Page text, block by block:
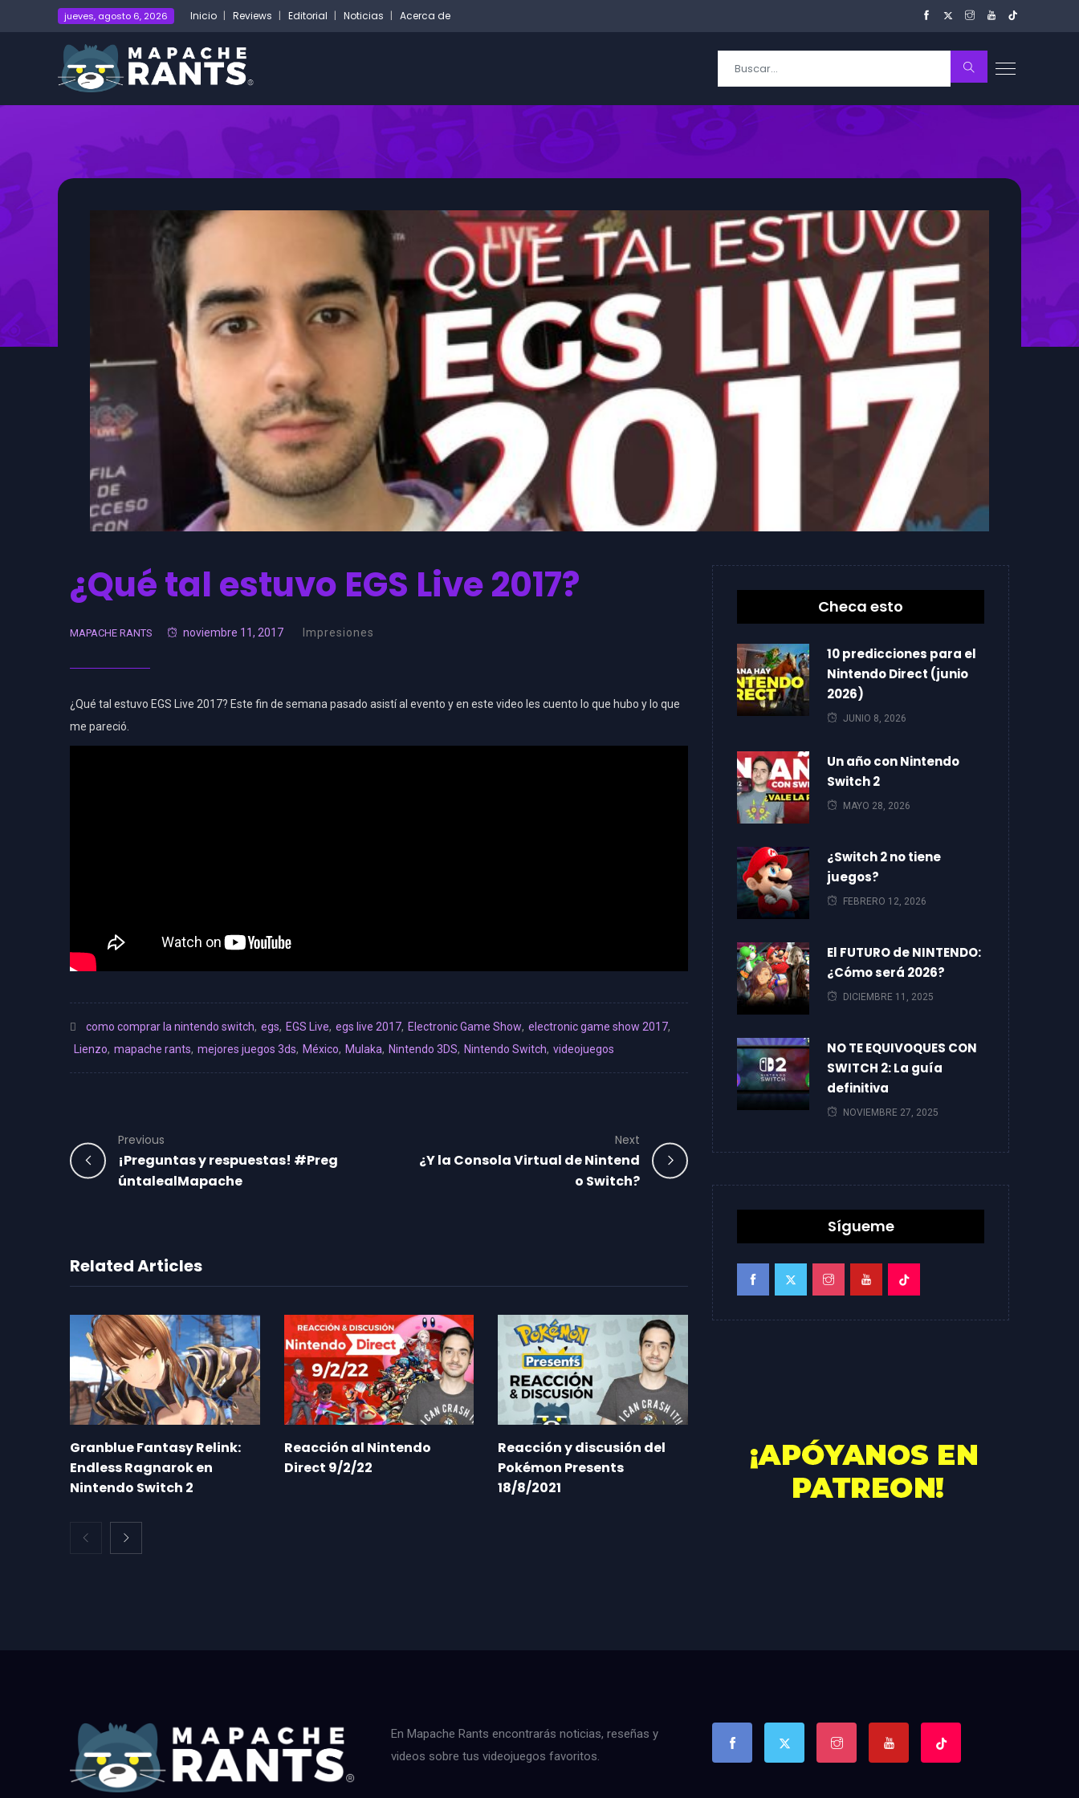
jueves, agosto 6, 2026 Inicio Reviews Editorial Noticias Acerca de
¿Qué tal estuvo EGS Live 2017?
MAPACHE RANTS noviembre 11, 2017 Impresiones
¿Qué tal estuvo EGS Live 2017? Este fin de semana pasado asistí al evento y en este video les cuento lo que hubo y lo que
me pareció.
como comprar la nintendo switch, egs, EGS Live, egs live 2017, Electronic Game Show, electronic game show 2017,
Lienzo, mapache rants, mejores juegos 3ds, México, Mulaka, Nintendo 3DS, Nintendo Switch, videojuegos
Previous
¡Preguntas y respuestas! #Preg
úntalealMapache
Next
¿Y la Consola Virtual de Nintend
o Switch?
Related Articles
Granblue Fantasy Relink:
Endless Ragnarok en
Nintendo Switch 2
Reacción al Nintendo
Direct 9/2/22
Reacción y discusión del
Pokémon Presents
18/8/2021
Checa esto
10 predicciones para el
Nintendo Direct (junio
2026)
JUNIO 8, 2026
Un año con Nintendo
Switch 2
MAYO 28, 2026
¿Switch 2 no tiene
juegos?
FEBRERO 12, 2026
El FUTURO de NINTENDO:
¿Cómo será 2026?
DICIEMBRE 11, 2025
NO TE EQUIVOQUES CON
SWITCH 2: La guía
definitiva
NOVIEMBRE 27, 2025
Sígueme
En Mapache Rants encontrarás noticias, reseñas y
videos sobre tus videojuegos favoritos.